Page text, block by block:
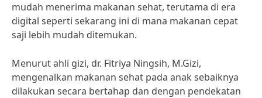
mudah menerima makanan sehat, terutama di era
digital seperti sekarang ini di mana makanan cepat
saji lebih mudah ditemukan.
Menurut ahli gizi, dr. Fitriya Ningsih, M.Gizi,
mengenalkan makanan sehat pada anak sebaiknya
dilakukan secara bertahap dan dengan pendekatan